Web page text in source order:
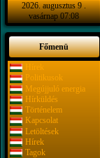
2026. augusztus 9 .
vasárnap 07:08
Főmenü
Hírek
Politikusok
Megújjuló energia
Hírküldés
Történelem
Kapcsolat
Letöltések
Hírek
Tagok